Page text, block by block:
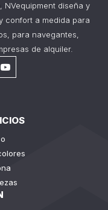
NVequipment diseña y
confort a medida para
para navegantes,
de alquiler.